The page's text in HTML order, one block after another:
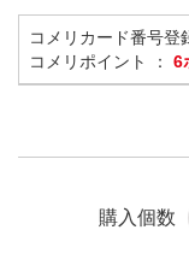
コメリカード番号登
コメリポイント ： 6
購入個数